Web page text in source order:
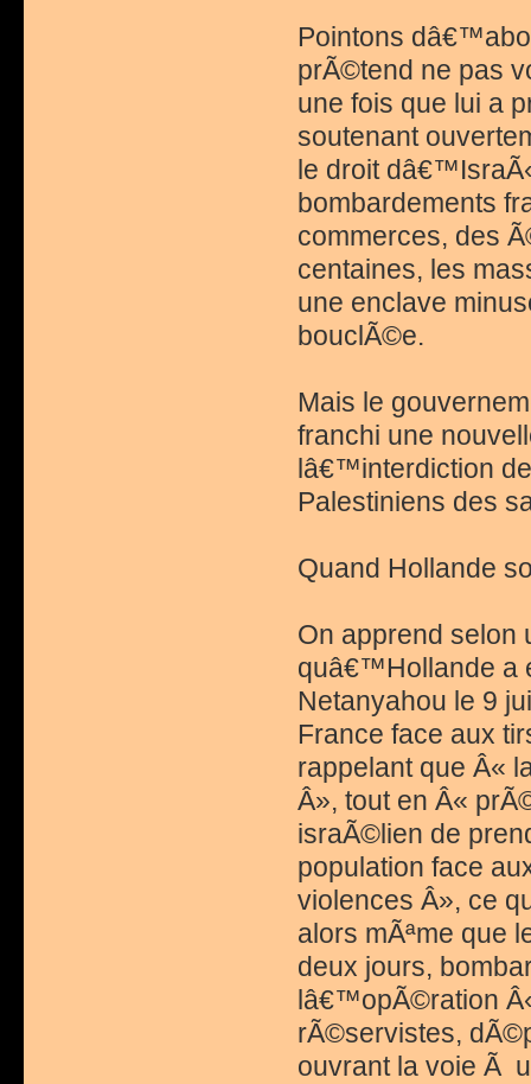
Pointons
prÃ©tend ne pas
une fois que lui a
soutenant
le droit
bombardements
commerces, des
centaines, les
une enclave
bouclÃ©e.
Mais le
franchi une
lâ€™interdiction
Palestiniens des
Quand Hollande
On apprend
quâ€™Hollande a
Netanyahou le 9
France face aux
rappelant que Â«
Â», tout en Â«
israÃ©lien de
population face
violences Â», ce
alors mÃªme
deux jours,
lâ€™opÃ©ration
rÃ©servistes,
ouvrant la voie Ã